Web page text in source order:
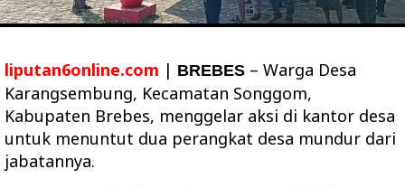
liputan6online.com | BREBES – Warga Desa
Karangsembung, Kecamatan Songgom,
Kabupaten Brebes, menggelar aksi di kantor desa
untuk menuntut dua perangkat desa mundur dari
jabatannya.